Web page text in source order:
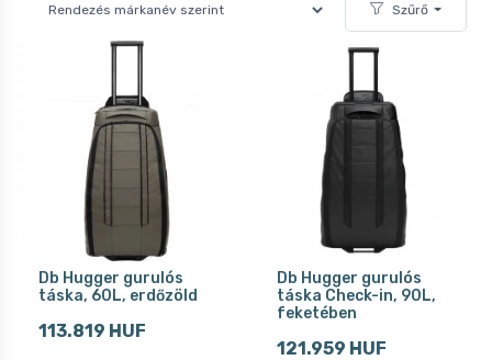
Szűrő
Db Hugger gurulós
táska, 60L, erdőzöld
113.819 HUF
Db Hugger gurulós
táska Check-in, 90L,
feketében
121.959 HUF